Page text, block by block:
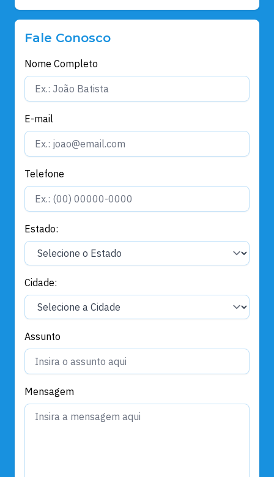
Fale Conosco
Nome Completo
E-mail
Telefone
Estado:
Cidade:
Assunto
Mensagem